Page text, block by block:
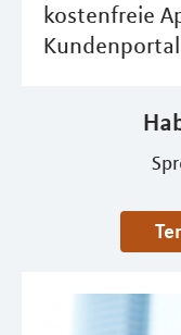
kostenfreie